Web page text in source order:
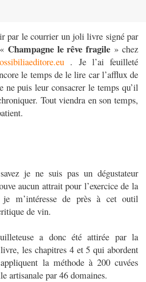
par le courrier un joli livre signé par
Champagne le rêve fragile » chez
. Je l’ai feuilleté
le temps de le lire car l’afflux de
ne puis leur consacrer le temps qu’il
Tout viendra en son temps,
je ne suis pas un dégustateur
aucun attrait pour l’exercice de la
je m’intéresse de près à cet outil
de vin.
a donc été attirée par la
les chapitres 4 et 5 qui abordent
la méthode à 200 cuvées
artisanale par 46 domaines.